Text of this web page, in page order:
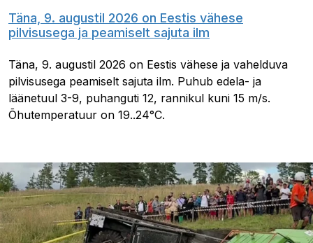
Täna, 9. augustil 2026 on Eestis vähese
pilvisusega ja peamiselt sajuta ilm
Täna, 9. augustil 2026 on Eestis vähese ja vahelduva
pilvisusega peamiselt sajuta ilm. Puhub edela- ja
läänetuul 3-9, puhanguti 12, rannikul kuni 15 m/s.
Õhutemperatuur on 19..24°C.